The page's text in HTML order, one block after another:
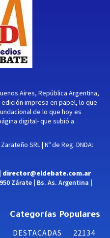
Aires, República Argentina,
impresa en papel, lo que
de lo que hoy es
digital- que subió a
SRL | Nº de Reg. DNDA:
director@eldebate.com.ar
Zárate | Bs. As. Argentina |
Categorías Populares
DESTACADAS
22134